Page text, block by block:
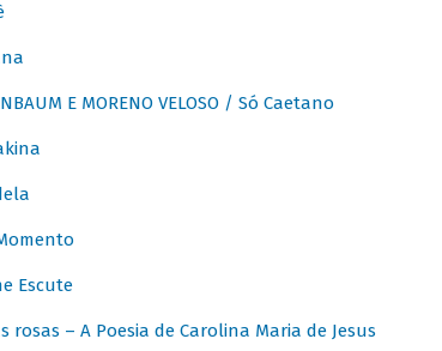
E MORENO VELOSO / Só Caetano
Escute
rosas – A Poesia de Carolina Maria de Jesus